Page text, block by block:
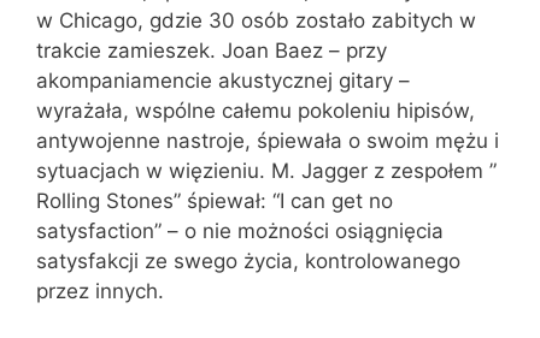
w Chicago, gdzie 30 osób zostało zabitych w
trakcie zamieszek. Joan Baez – przy
akompaniamencie akustycznej gitary –
wyrażała, wspólne całemu pokoleniu hipisów,
antywojenne nastroje, śpiewała o swoim mężu i
sytuacjach w więzieniu. M. Jagger z zespołem ”
Rolling Stones” śpiewał: “I can get no
satysfaction” – o nie możności osiągnięcia
satysfakcji ze swego życia, kontrolowanego
przez innych.